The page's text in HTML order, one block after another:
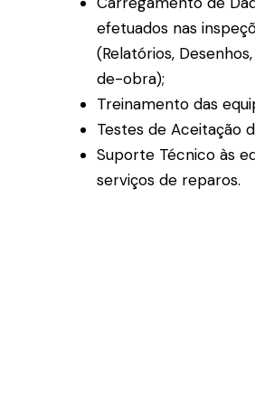
efetuados nas
(Relatórios,
de-obra);
Treinamento das
Testes de Aceitação
Suporte Técnico às
serviços de reparos.